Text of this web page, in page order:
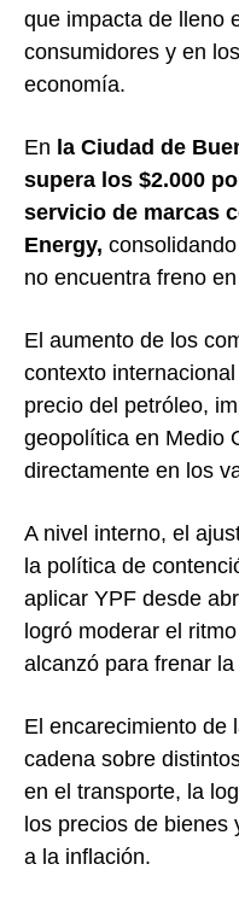
que impacta de lleno
consumidores y en
economía.
En la Ciudad de
supera los $2.000
servicio de marcas
Energy,
no encuentra freno
El aumento de los
contexto
precio del petróleo,
geopolítica en Medio
directamente en los
A nivel interno, el
la política de
aplicar YPF desde
logró moderar el
alcanzó para frenar
El encarecimiento de
cadena sobre
en el transporte, la
los precios de bienes
a la inflación.